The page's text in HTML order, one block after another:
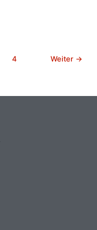
4 Weiter →